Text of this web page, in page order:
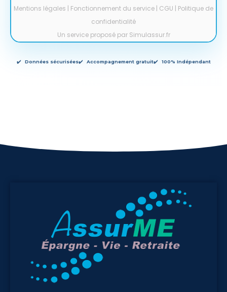
Données sécurisées Accompagnement gratuit 100% Indépendant